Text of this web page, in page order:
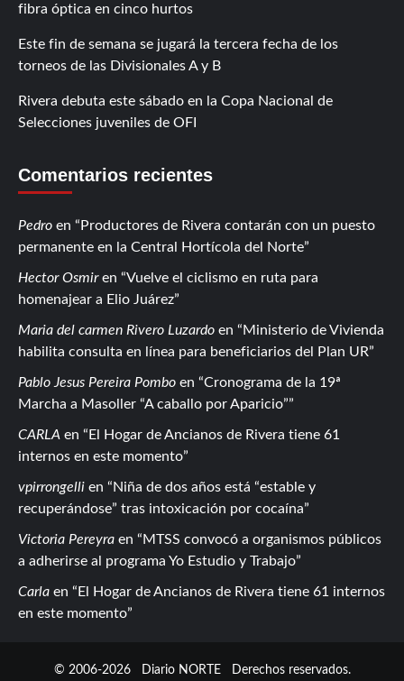
fibra óptica en cinco hurtos
Este fin de semana se jugará la tercera fecha de los
torneos de las Divisionales A y B
Rivera debuta este sábado en la Copa Nacional de
Selecciones juveniles de OFI
Comentarios recientes
Pedro en
Productores de Rivera contarán con un puesto
permanente en la Central Hortícola del Norte
Hector Osmiren
Vuelve el ciclismo en ruta para
homenajear a Elio Juárez
Maria del carmen Rivero Luzardo en
Ministerio de Vivienda
habilita consulta en línea para beneficiarios del Plan UR
Pablo Jesus Pereira Pombo en
Cronograma de la 19ª
Marcha a Masoller “A caballo por Aparicio”
CARLA en
El Hogar de Ancianos de Rivera tiene 61
internos en este momento
vpirrongelli en
Niña de dos años está “estable y
recuperándose” tras intoxicación por cocaína
Victoria Pereyra en
MTSS convocó a organismos públicos
a adherirse al programa Yo Estudio y Trabajo
Carla en
El Hogar de Ancianos de Rivera tiene 61 internos
en este momento
© 2006-2026 Diario NORTE Derechos reservados.